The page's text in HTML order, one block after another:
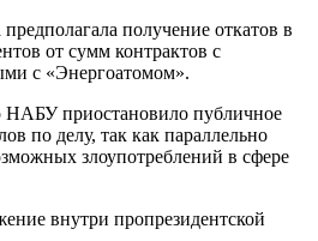
получение откатов в
от сумм контрактов с
с «Энергоатомом».
НАБУ приостановило публичное
по делу, так как параллельно
злоупотреблений в сфере
внутри пропрезидентской